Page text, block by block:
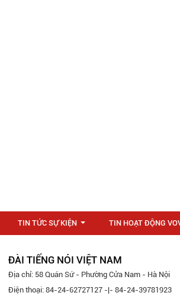
TIN TỨC SỰ KIỆN TIN HOẠT ĐỘNG
ĐÀI TIẾNG NÓI VIỆT NAM
Địa chỉ: 58 Quán Sứ - Phường Cửa Nam - Hà Nội
Điện thoại: 84-24-62727127 -|- 84-24-39781923